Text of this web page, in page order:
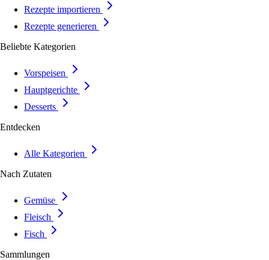
Rezepte importieren
Rezepte generieren
Beliebte Kategorien
Vorspeisen
Hauptgerichte
Desserts
Entdecken
Alle Kategorien
Nach Zutaten
Gemüse
Fleisch
Fisch
Sammlungen